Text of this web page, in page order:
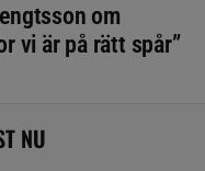
om
vi är på rätt spår”
NU